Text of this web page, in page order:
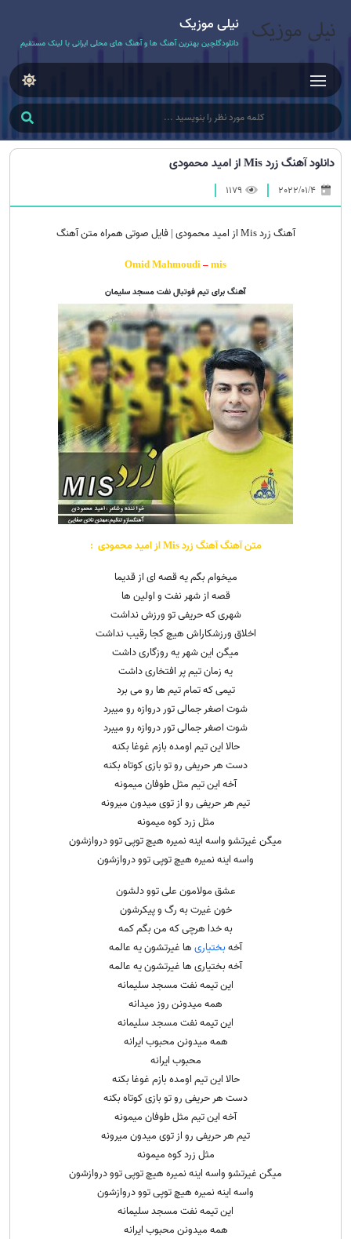
نیلی موزیک
دانلودگلچین بهترین آهنگ ها و آهنگ های محلی ایرانی با لینک مستقیم
دانلود آهنگ زرد Mis از امید محمودی
1179
آهنگ زرد Mis از امید محمودی | فایل صوتی همراه متن آهنگ
Omid Mahmoudi–mis
آهنگ برای تیم فوتبال نفت مسجد سلیمان
متن آهنگ آهنگ زرد Mis از امید محمودی :
میخوام بگم یه قصه ای از قدیما
قصه از شهر نفت و اولین ها
شهری که حریفی تو ورزش نداشت
اخلاق ورزشکاراش هیچ کجا رقیب نداشت
میگن این شهر یه روزگاری داشت
یه زمان تیم پر افتخاری داشت
تیمی که تمام تیم ها رو می برد
شوت اصغر جمالی تور دروازه رو میبرد
شوت اصغر جمالی تور دروازه رو میبرد
حالا این تیم اومده بازم غوغا بکنه
دست هر حریفی رو تو بازی کوتاه بکنه
آخه این تیم مثل طوفان میمونه
تیم هر حریفی رو از توی میدون میرونه
مثل زرد کوه میمونه
میگن غیرتشو واسه اینه نمیره هیچ توپی توو دروازشون
واسه اینه نمیره هیچ توپی توو دروازشون
عشق مولامون علی توو دلشون
خون غیرت به رگ و پیکرشون
به خدا هرچی که من بگم کمه
آخهبختیاریها غیرتشون یه عالمه
آخه بختیاری ها غیرتشون یه عالمه
این تیمه نفت مسجد سلیمانه
همه میدونن روز میدانه
این تیمه نفت مسجد سلیمانه
همه میدونن محبوب ایرانه
محبوب ایرانه
حالا این تیم اومده بازم غوغا بکنه
دست هر حریفی رو تو بازی کوتاه بکنه
آخه این تیم مثل طوفان میمونه
تیم هر حریفی رو از توی میدون میرونه
مثل زرد کوه میمونه
میگن غیرتشو واسه اینه نمیره هیچ توپی توو دروازشون
واسه اینه نمیره هیچ توپی توو دروازشون
این تیمه نفت مسجد سلیمانه
همه میدونن محبوب ایرانه